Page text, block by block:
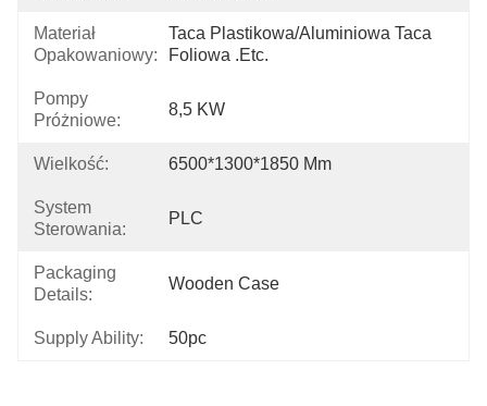
Materiał
Opakowaniowy:
Taca Plastikowa/aluminiowa Taca
Foliowa .etc.
Pompy
Próżniowe:
8,5 KW
Wielkość: 6500*1300*1850 Mm
System
Sterowania:
PLC
Packaging
Details:
Wooden Case
Supply Ability: 50pc